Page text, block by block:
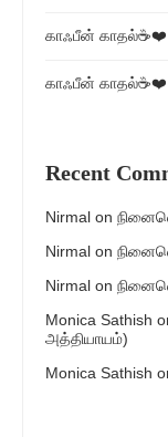
காஃபீன் காதல்☕❤️
காஃபீன் காதல்☕❤️
Recent
Nirmal on
Nirmal on
Nirmal on
Monica Sathish
அத்தியாயம்)
Monica Sathish